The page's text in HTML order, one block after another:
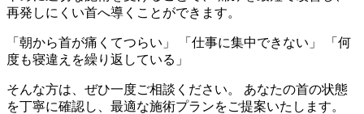
再発しにくい首へ導くことができます。
「朝から首が痛くてつらい」 「仕事に集中できない」 「何
度も寝違えを繰り返している」
そんな方は、ぜひ一度ご相談ください。 あなたの首の状態
を丁寧に確認し、最適な施術プランをご提案いたします。